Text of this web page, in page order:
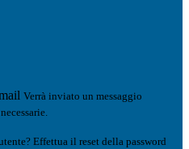
Verrà inviato un messaggio
Effettua il reset della password